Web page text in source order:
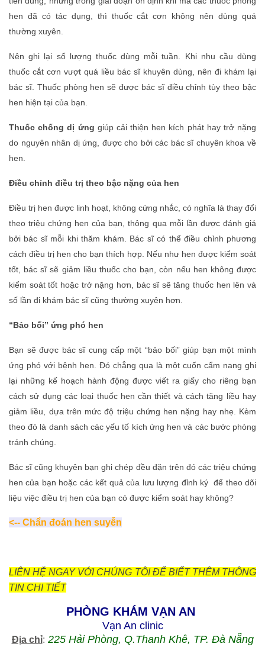
hen đã có tác dụng, thì thuốc cắt cơn không nên dùng quá
thường xuyên.
Nên ghi lại số lượng thuốc dùng mỗi tuần. Khi nhu cầu dùng
thuốc cắt cơn vượt quá liều bác sĩ khuyên dùng, nên đi khám lại
bác sĩ. Thuốc phòng hen sẽ được bác sĩ điều chỉnh tùy theo bậc
hen hiện tại của bạn.
Thuốc chống dị ứng giúp cải thiện hen kích phát hay trở nặng
do nguyên nhân dị ứng, được cho bởi các bác sĩ chuyên khoa về
hen.
Điều chỉnh điều trị theo bậc nặng của hen
Điều trị hen được linh hoạt, không cứng nhắc, có nghĩa là thay đổi
theo triệu chứng hen của bạn, thông qua mỗi lần được đánh giá
bởi bác sĩ mỗi khi thăm khám. Bác sĩ có thể điều chỉnh phương
cách điều trị hen cho bạn thích hợp. Nếu như hen được kiểm soát
tốt, bác sĩ sẽ giảm liều thuốc cho bạn, còn nếu hen không được
kiểm soát tốt hoặc trở nặng hơn, bác sĩ sẽ tăng thuốc hen lên và
số lần đi khám bác sĩ cũng thường xuyên hơn.
“Bảo bối” ứng phó hen
Bạn sẽ được bác sĩ cung cấp một “bảo bối” giúp bạn một mình
ứng phó với bệnh hen. Đó chẳng qua là một cuốn cẩm nang ghi
lại những kế hoạch hành động được viết ra giấy cho riêng bạn
cách sử dụng các loại thuốc hen cần thiết và cách tăng liều hay
giảm liều, dựa trên mức độ triệu chứng hen nặng hay nhẹ. Kèm
theo đó là danh sách các yếu tố kích ứng hen và các bước phòng
tránh chúng.
Bác sĩ cũng khuyên bạn ghi chép đều đặn trên đó các triệu chứng
hen của bạn hoặc các kết quả của lưu lượng đỉnh ký để theo dõi
liệu việc điều trị hen của bạn có được kiểm soát hay không?
<-- Chẩn đoán hen suyễn
LIÊN HỆ NGAY VỚI CHÚNG TÔI ĐỂ BIẾT THÊM THÔNG
TIN CHI TIẾT
PHÒNG KHÁM VẠN AN
Vạn An clinic
Địa chỉ: 225 Hải Phòng, Q.Thanh Khê, TP. Đà Nẵng